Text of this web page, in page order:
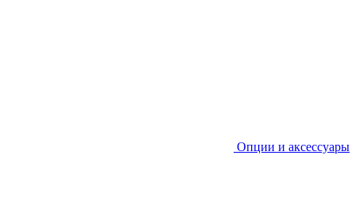
Опции и аксессуары